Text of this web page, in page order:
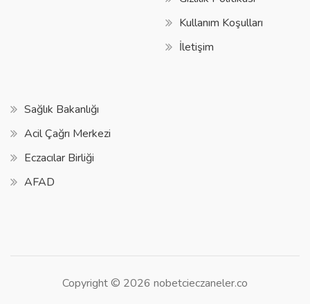
Kullanım Koşulları
İletişim
Sağlık Bakanlığı
Acil Çağrı Merkezi
Eczacılar Birliği
AFAD
Copyright © 2026 nobetcieczaneler.co